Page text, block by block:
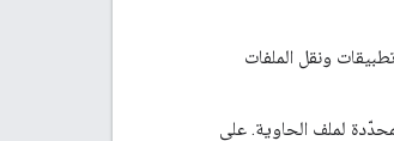
ونقل الملفات
لملف الحاوية. على